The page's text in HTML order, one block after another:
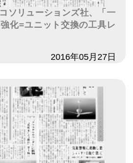
ソリューションズ社、「一
化=ユニット交換の工具レ
2016年05月27日